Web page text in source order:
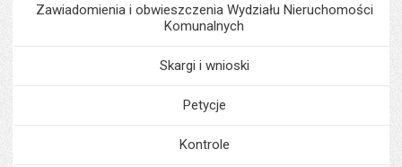
Zawiadomienia i obwieszczenia Wydziału Nieruchomości
Komunalnych
Skargi i wnioski
Petycje
Kontrole